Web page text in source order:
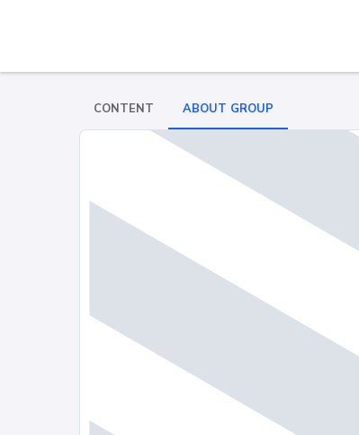
CONTENT ABOUT GROUP